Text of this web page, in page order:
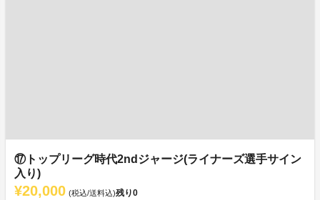
⑰トップリーグ時代2ndジャージ(ライナーズ選手サイン
入り)
¥20,000 (税込/送料込)残り0